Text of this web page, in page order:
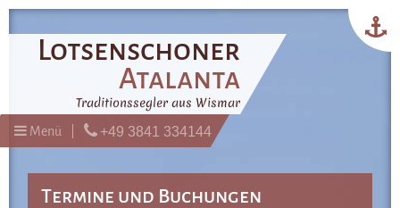
Lotsenschoner
Atalanta
Traditionssegler aus Wismar
Menü +49 3841 334144
Termine und Buchungen